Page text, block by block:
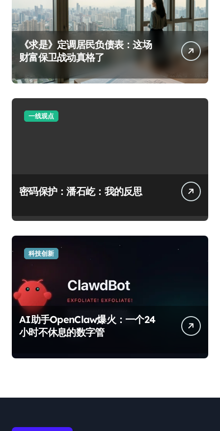
《求是》定调居民负债表：这场
财富保卫战动真格了
一线观点
密码保护：潘石屹：我的反思
科技创新
AI助手OpenClaw爆火：一个24
小时不休息的数字管